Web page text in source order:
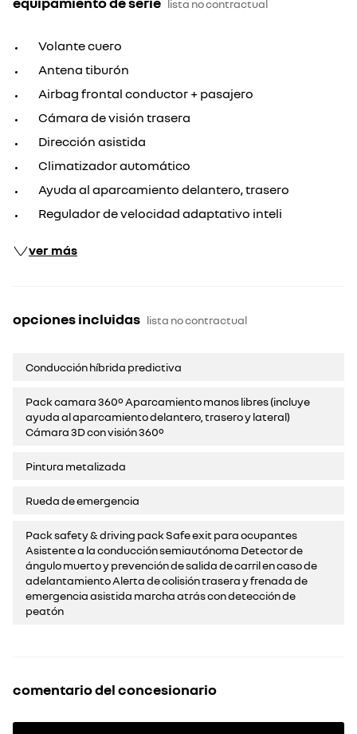
lista no contractual
Volante cuero
Antena tiburón
Airbag frontal conductor + pasajero
Cámara de visión trasera
Dirección asistida
Climatizador automático
Ayuda al aparcamiento delantero, trasero
Regulador de velocidad adaptativo inteli
ver más
opciones incluidas lista no contractual
Conducción híbrida predictiva
Pack camara 360º Aparcamiento manos libres (incluye
ayuda al aparcamiento delantero, trasero y lateral)
Cámara 3D con visión 360º
Pintura metalizada
Rueda de emergencia
Pack safety & driving pack Safe exit para ocupantes
Asistente a la conducción semiautónoma Detector de
ángulo muerto y prevención de salida de carril en caso de
adelantamiento Alerta de colisión trasera y frenada de
emergencia asistida marcha atrás con detección de
peatón
comentario del concesionario